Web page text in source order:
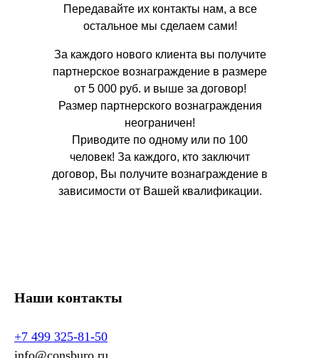
Передавайте их контакты нам, а все
остальное мы сделаем сами!
За каждого нового клиента вы получите
партнерское вознаграждение в размере
от 5 000 руб. и выше за договор!
Размер партнерского вознаграждения
неограничен!
Приводите по одному или по 100
человек! За каждого, кто заключит
договор, Вы получите вознаграждение в
зависимости от Вашей квалификации.
Наши контакты
+7 499 325-81-50
info@consburo.ru